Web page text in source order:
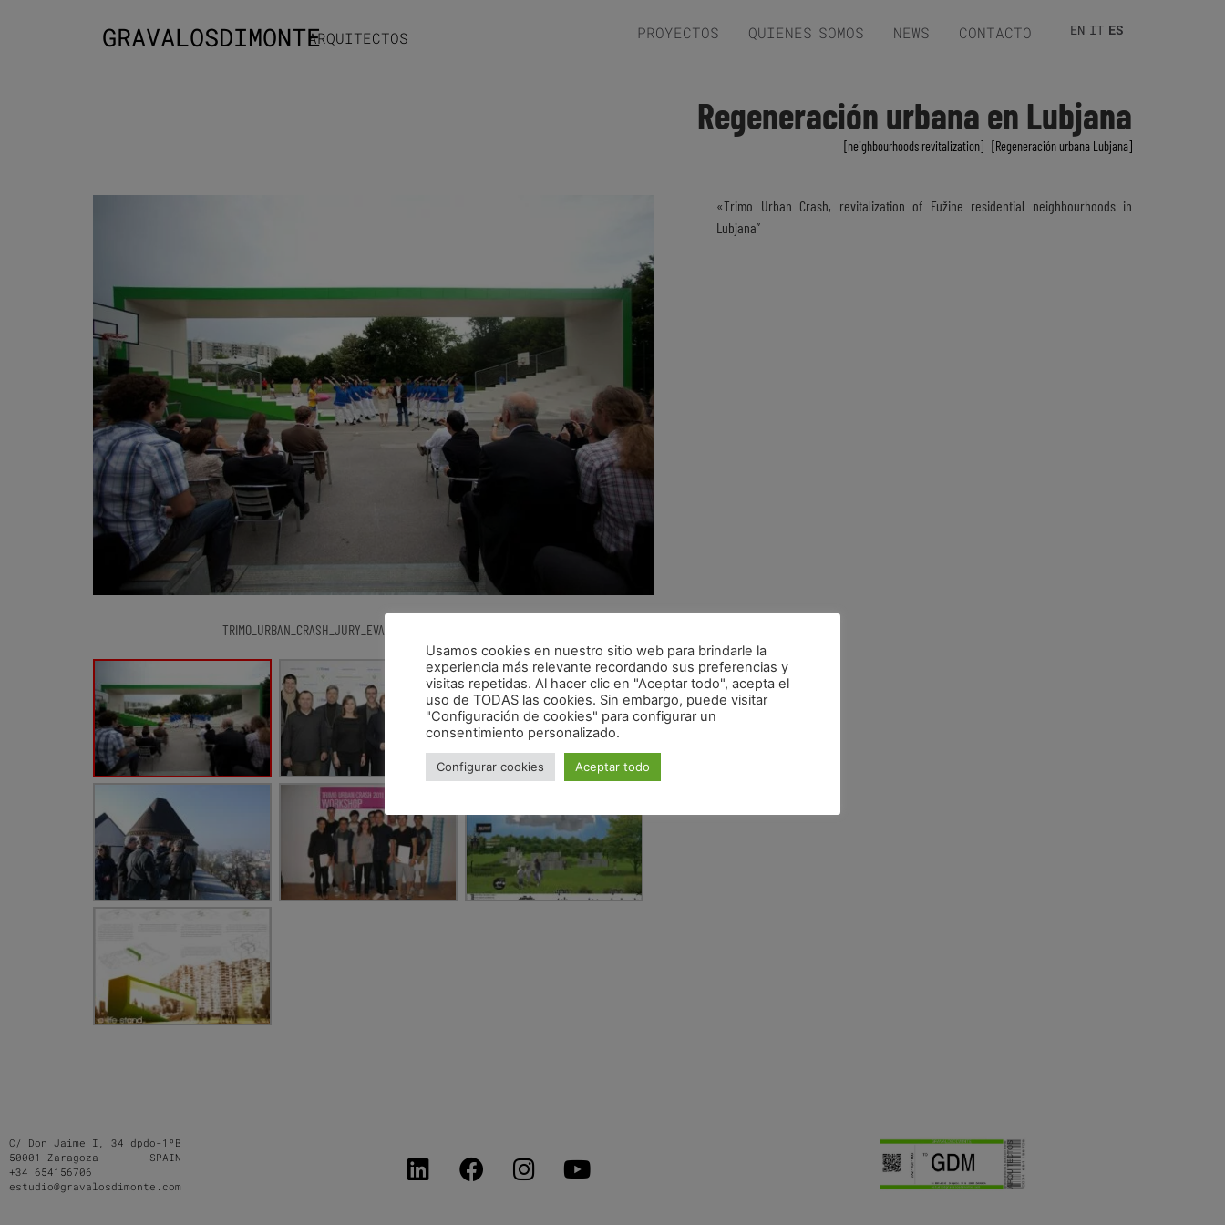
GRAVALOSDIMONTEARQUITECTOS PROYECTOS QUIENES SOMOS NEWS CONTACTO EN IT ES
Regeneración urbana en Lubjana
TRIMO_URBAN_CRASH_JURY_EVALUATION_PATRIZIA_DI MONTE
«Trimo Urban Crash, revitalization of Fužine residential neighbourhoods in
Lubjana”
neighbourhoods revitalization Regeneración urbana Lubjana
C/ Don Jaime I, 34 dpdo-1ºB
50001 Zaragoza SPAIN
+34 654156706
estudio@gravalosdimonte.com
Usamos cookies en nuestro sitio web para brindarle la
experiencia más relevante recordando sus preferencias y
visitas repetidas. Al hacer clic en "Aceptar todo", acepta el
uso de TODAS las cookies. Sin embargo, puede visitar
"Configuración de cookies" para configurar un
consentimiento personalizado.
Configurar cookies Aceptar todo